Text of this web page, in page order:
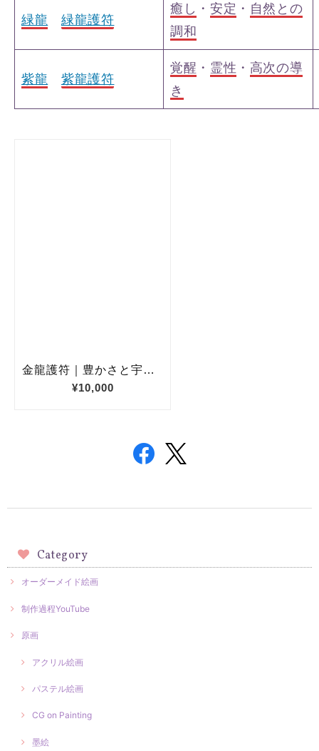
緑龍 緑龍護符
癒し ・ 安定 ・ 自然との
調和
紫龍 紫龍護符
覚醒 ・ 霊性 ・ 高次の導
き
Category
オーダーメイド絵画
制作過程YouTube
原画
アクリル絵画
パステル絵画
CG on Painting
墨絵